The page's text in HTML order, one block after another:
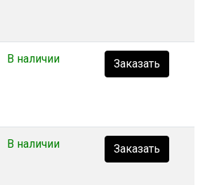
В наличии Заказать
В наличии Заказать